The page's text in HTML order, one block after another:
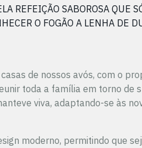
REFEIÇÃO SABOROSA QUE
O FOGÃO A LENHA DE
de nossos avós, com o
toda a família em torno de
viva, adaptando-se às
moderno, permitindo que